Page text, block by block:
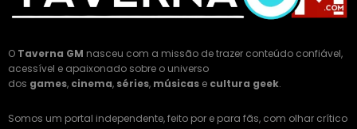
O Taverna GM nasceu com a missão de trazer conteúdo confiável,
acessível e apaixonado sobre o universo
dos games, cinema, séries, músicas e cultura geek.
Somos um portal independente, feito por e para fãs, com olhar crítico